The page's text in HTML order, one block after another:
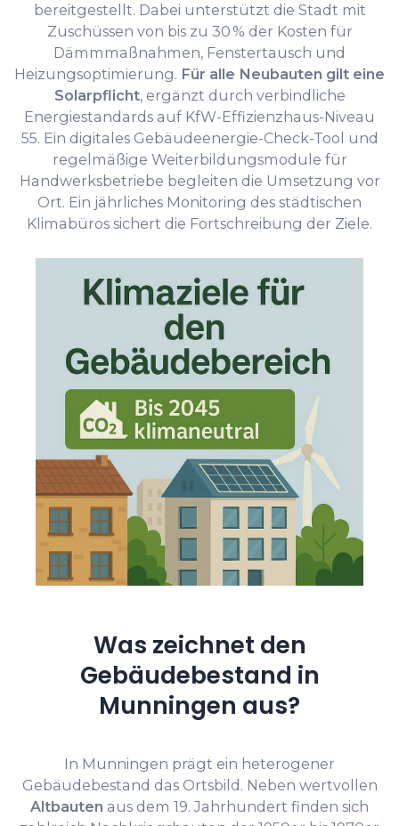
bereitgestellt. Dabei unterstützt die Stadt mit
Zuschüssen von bis zu 30 % der Kosten für
Dämmmaßnahmen, Fenstertausch und
Heizungsoptimierung. Für alle Neubauten gilt eine
Solarpflicht, ergänzt durch verbindliche
Energiestandards auf KfW-Effizienzhaus-Niveau
55. Ein digitales Gebäudeenergie-Check-Tool und
regelmäßige Weiterbildungsmodule für
Handwerksbetriebe begleiten die Umsetzung vor
Ort. Ein jährliches Monitoring des städtischen
Klimabüros sichert die Fortschreibung der Ziele.
Was zeichnet den
Gebäudebestand in
Munningen aus?
In Munningen prägt ein heterogener
Gebäudebestand das Ortsbild. Neben wertvollen
Altbauten aus dem 19. Jahrhundert finden sich